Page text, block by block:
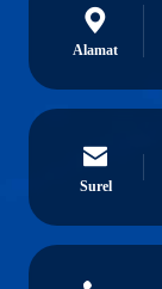
Alamat
Surel